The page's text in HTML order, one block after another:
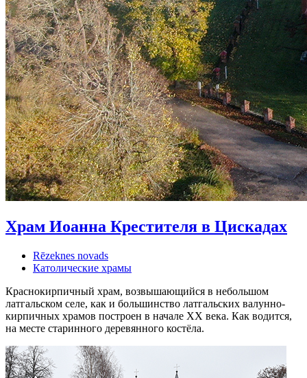
Храм Иоанна Крестителя в Цискадах
Rēzeknes novads
Католические храмы
Краснокирпичный храм, возвышающийся в небольшом
латгальском селе, как и большинство латгальских валунно-
кирпичных храмов построен в начале XX века. Как водится,
на месте старинного деревянного костёла.